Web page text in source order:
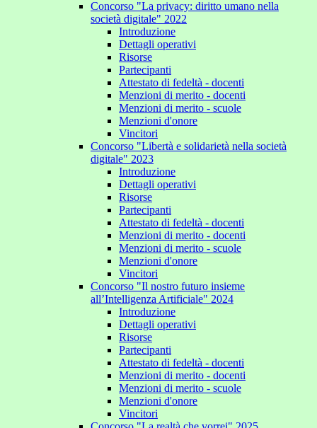
Concorso "La privacy: diritto umano nella
società digitale" 2022
Introduzione
Dettagli operativi
Risorse
Partecipanti
Attestato di fedeltà - docenti
Menzioni di merito - docenti
Menzioni di merito - scuole
Menzioni d'onore
Vincitori
Concorso "Libertà e solidarietà nella società
digitale" 2023
Introduzione
Dettagli operativi
Risorse
Partecipanti
Attestato di fedeltà - docenti
Menzioni di merito - docenti
Menzioni di merito - scuole
Menzioni d'onore
Vincitori
Concorso "Il nostro futuro insieme
all’Intelligenza Artificiale" 2024
Introduzione
Dettagli operativi
Risorse
Partecipanti
Attestato di fedeltà - docenti
Menzioni di merito - docenti
Menzioni di merito - scuole
Menzioni d'onore
Vincitori